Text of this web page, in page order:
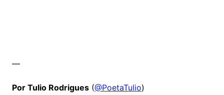
—
Por Tulio Rodrigues(@PoetaTulio)